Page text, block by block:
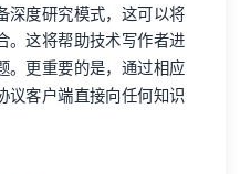
深度研究模式，这可以将
。这将帮助技术写作者进
。更重要的是，通过相应
议客户端直接向任何知识